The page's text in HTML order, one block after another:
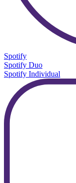
Spotify
Spotify Duo
Spotify Individual